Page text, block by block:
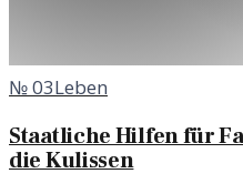
№03Leben
Staatliche Hilfen für
die Kulissen